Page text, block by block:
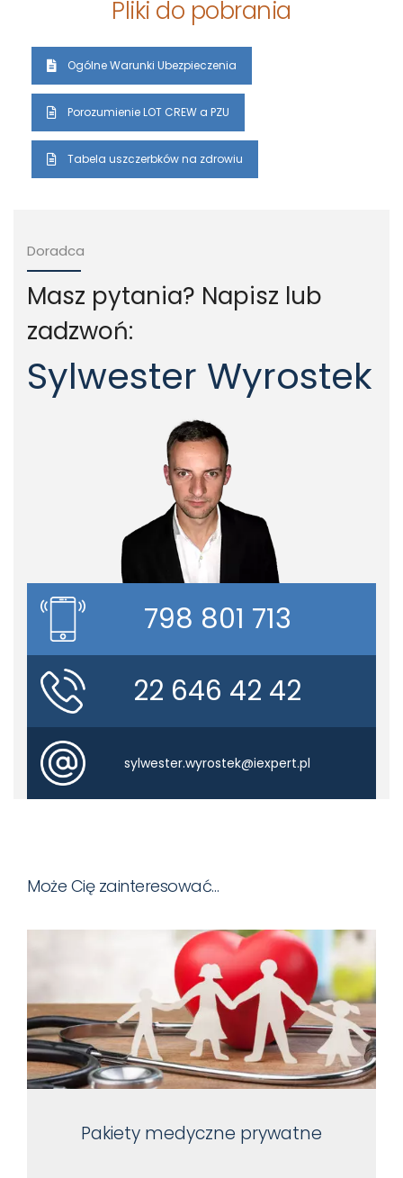
Pliki do pobrania
Ogólne Warunki Ubezpieczenia
Porozumienie LOT CREW a PZU
Tabela uszczerbków na zdrowiu
Doradca
Masz pytania? Napisz lub
zadzwoń:
Sylwester Wyrostek
798 801 713
22 646 42 42
sylwester.wyrostek@iexpert.pl
Może Cię zainteresować…
Pakiety medyczne prywatne